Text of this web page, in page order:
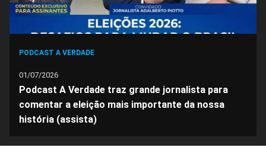
PODCAST A VERDADE
01/07/2026
Podcast A Verdade traz grande jornalista para
comentar a eleição mais importante da nossa
história (assista)